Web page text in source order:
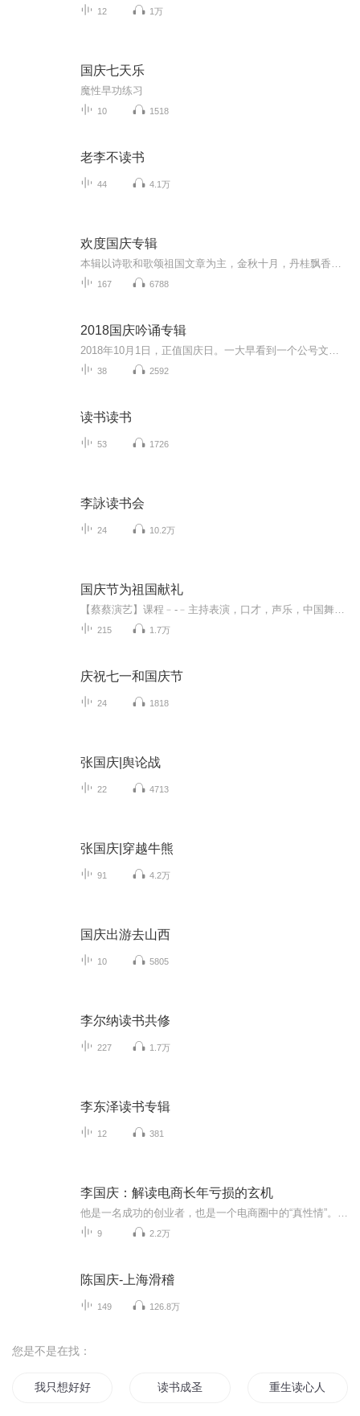
12 1万
国庆七天乐
魔性早功练习
10 1518
老李不读书
44 4.1万
欢度国庆专辑
167 6788
2018国庆吟诵专辑
38 2592
读书读书
53 1726
李詠读书会
24 10.2万
国庆节为祖国献礼
215 1.7万
庆祝七一和国庆节
24 1818
张国庆|舆论战
22 4713
张国庆|穿越牛熊
91 4.2万
国庆出游去山西
10 5805
李尔纳读书共修
227 1.7万
李东泽读书专辑
12 381
李国庆：解读电商长年亏损的玄机
9 2.2万
陈国庆-上海滑稽
149 126.8万
您是不是在找：
我只想好好读书 读书成圣 重生读心人